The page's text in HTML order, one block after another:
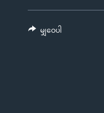
တရုတ်
အစ္စရေး-ပါလက်စတိုင်း
ရပ်ဝန်းတခု လမ်းတခု အလွန်
အင်္ဂလိပ်စာလေ့လာမယ်
မျှဝေပါ